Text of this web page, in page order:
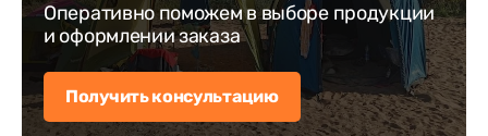
Оперативно поможем в выборе продукции
и оформлении заказа
Получить консультацию